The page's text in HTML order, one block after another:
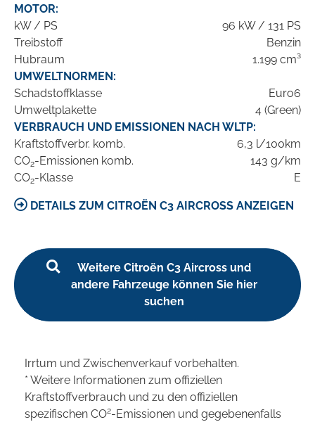
MOTOR:
kW / PS
96 kW / 131 PS
Treibstoff
Benzin
Hubraum
1.199 cm³
UMWELTNORMEN:
Schadstoffklasse
Euro6
Umweltplakette
4 (Green)
VERBRAUCH UND EMISSIONEN NACH WLTP:
Kraftstoffverbr. komb.
6,3 l/100km
CO2-Emissionen komb.
143 g/km
CO2-Klasse E
DETAILS ZUM CITROËN C3 AIRCROSS ANZEIGEN
Weitere Citroën C3 Aircross und
andere Fahrzeuge können Sie hier
suchen
Irrtum und Zwischenverkauf vorbehalten.
* Weitere Informationen zum offiziellen
Kraftstoffverbrauch und zu den offiziellen
spezifischen CO2-Emissionen und gegebenenfalls